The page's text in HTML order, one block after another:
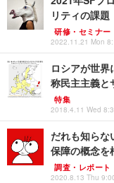
リティの課題
研修・セミナー
2022.11.21 Mon
ロシアが世
称民主主義と
特集
2018.4.11 Wed
だれも知ら
保障の概念を
調査・レポート
2020.8.13 Thu